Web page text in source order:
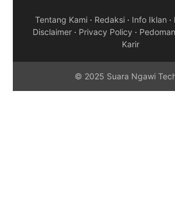
Tentang Kami · Redaksi · Info Iklan ·
Disclaimer · Privacy Policy ·
Karir
© 2025 Suara Ngawi